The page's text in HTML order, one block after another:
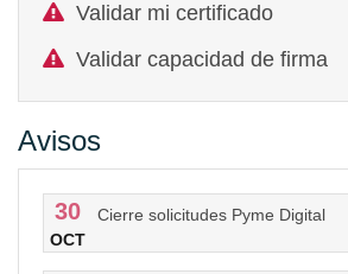
Validar mi certificado
Validar capacidad de firma
Avisos
30
OCT
Cierre solicitudes Pyme Digital